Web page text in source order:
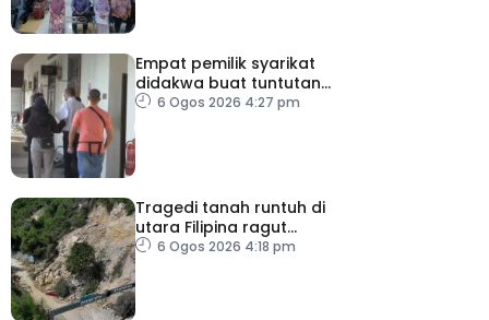
Empat pemilik syarikat
didakwa buat tuntutan
palsu PERKESO
6 Ogos 2026 4:27 pm
Tragedi tanah runtuh di
utara Filipina ragut
empat nyawa
6 Ogos 2026 4:18 pm